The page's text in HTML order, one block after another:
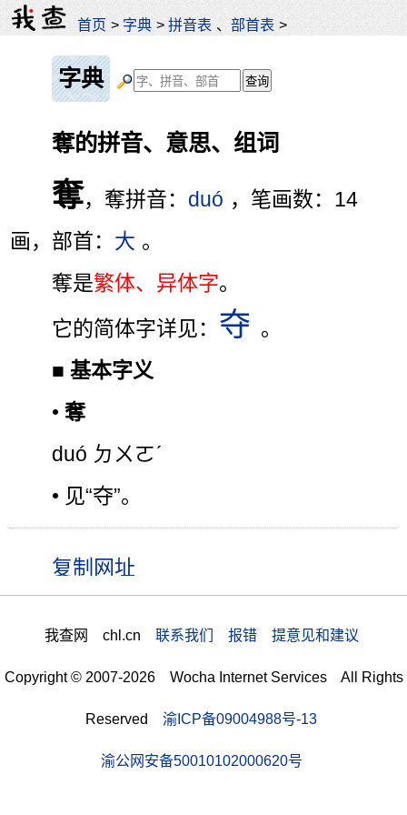
首页 > 字典 >拼音表 、部首表 >
字典
奪的拼音、意思、组词
奪，奪拼音： duó ，笔画数：14
画，部首： 大 。
奪是繁体、异体字。
它的简体字详见： 夺 。
■基本字义
•奪
duó ㄉㄨㄛˊ
• 见“夺”。
我查网 chl.cn 联系我们 报错 提意见和建议
Copyright © 2007-2026 Wocha Internet Services All Rights
Reserved 渝ICP备09004988号-13
渝公网安备50010102000620号